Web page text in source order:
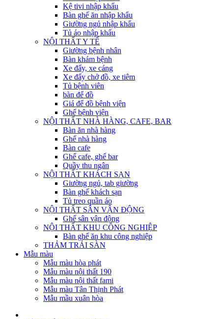
Kệ tivi nhập khẩu
Bàn ghế ăn nhập khẩu
Giường ngủ nhập khẩu
Tủ áo nhập khẩu
NỘI THẤT Y TẾ
Giường bệnh nhân
Bàn khám bệnh
Xe đẩy, xe cáng
Xe đẩy chở đồ, xe tiêm
Tủ bệnh viên
bàn để đồ
Giá để đồ bệnh viện
Ghế bệnh viện
NỘI THẤT NHÀ HÀNG, CAFE, BAR
Bàn ăn nhà hàng
Ghế nhà hàng
Bàn cafe
Ghế cafe, ghế bar
Quầy thu ngân
NỘI THẤT KHÁCH SẠN
Giường ngủ, tab giường
Bàn ghế khách sạn
Tủ treo quần áo
NỘI THẤT SÂN VẬN ĐỘNG
Ghế sân vận động
NỘI THẤT KHU CÔNG NGHIỆP
Bàn ghế ăn khu công nghiệp
THẢM TRẢI SÀN
Mẫu màu
Mẫu màu hòa phát
Mẫu màu nội thất 190
Mẫu màu nội thất fami
Mẫu màu Tân Thịnh Phát
Mẫu mầu xuân hòa